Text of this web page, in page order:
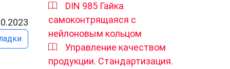
DIN 985 Гайка
самоконтрящаяся с
нейлоновым кольцом
Управление качеством
продукции. Стандартизация.